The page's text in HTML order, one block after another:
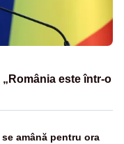
este într-o
amână pentru ora